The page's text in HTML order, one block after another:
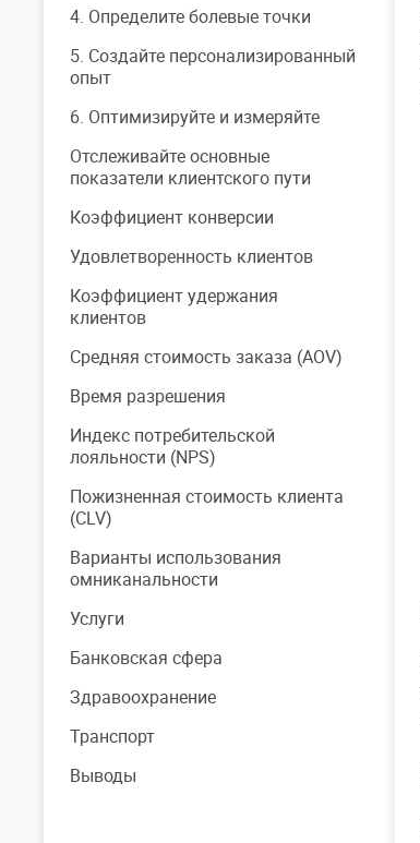
4. Определите болевые точки
5. Создайте персонализированный
опыт
6. Оптимизируйте и измеряйте
Отслеживайте основные
показатели клиентского пути
Коэффициент конверсии
Удовлетворенность клиентов
Коэффициент удержания
клиентов
Средняя стоимость заказа (AOV)
Время разрешения
Индекс потребительской
лояльности (NPS)
Пожизненная стоимость клиента
(CLV)
Варианты использования
омниканальности
Услуги
Банковская сфера
Здравоохранение
Транспорт
Выводы